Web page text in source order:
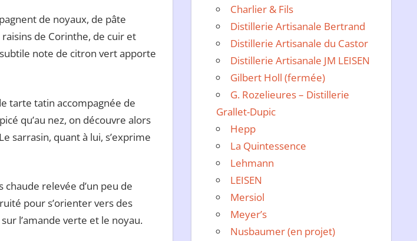
de noyaux, de pâte
de Corinthe, de cuir et
subtile note de citron vert apporte
tarte tatin accompagnée de
qu’au nez, on découvre alors
sarrasin, quant à lui, s’exprime
relevée d’un peu de
pour s’orienter vers des
l’amande verte et le noyau.
Charlier & Fils
Distillerie Artisanale Bertrand
Distillerie Artisanale du Castor
Distillerie Artisanale JM LEISEN
Gilbert Holl (fermée)
G. Rozelieures – Distillerie
Grallet-Dupic
Hepp
La Quintessence
Lehmann
LEISEN
Mersiol
Meyer’s
Nusbaumer (en projet)